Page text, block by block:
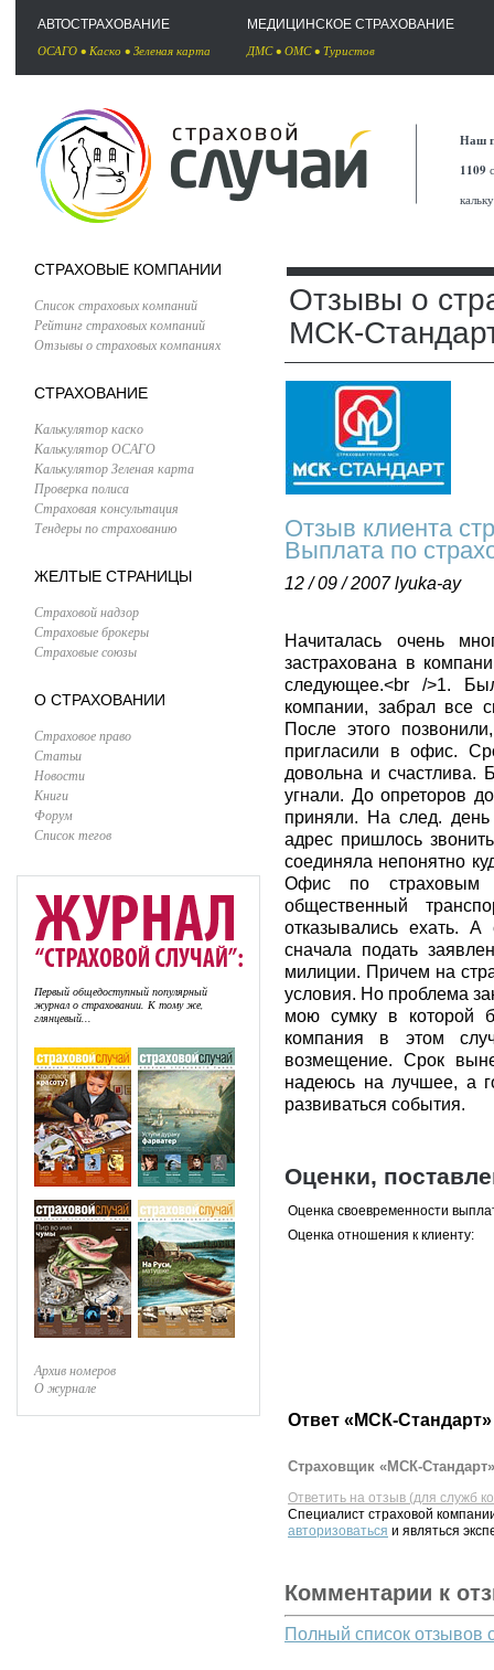
АВТОСТРАХОВАНИЕ
ОСАГО • Каско • Зеленая карта
МЕДИЦИНСКОЕ СТРАХОВАНИЕ
ДМС• ОМС• Туристов
Наш
1109
СТРАХОВЫЕ КОМПАНИИ
Список страховых компаний
Рейтинг страховых компаний
Отзывы о страховых компаниях
СТРАХОВАНИЕ
Калькулятор каско
Калькулятор ОСАГО
Калькулятор Зеленая карта
Проверка полиса
Страховая консультация
Тендеры по страхованию
ЖЕЛТЫЕ СТРАНИЦЫ
Страховой надзор
Страховые брокеры
Страховые союзы
О СТРАХОВАНИИ
Страховое право
Статьи
Новости
Книги
Форум
Список тегов
Первый общедоступный популярный
журнал о страховании. К тому же,
глянцевый...
Архив номеров
О журнале
Отзывы о
МСК-
Отзыв клиента
Выплата по
12 / 09 / 2007lyuka-ay
Начиталась очень
застрахована в
следующее.<br />1.
компании, забрал все
После этого
пригласили в офис.
довольна и
угнали. До опреторов
приняли. На след.
адрес пришлось
соединяла непонятно
Офис по страховым
общественный
отказывались ехать.
сначала подать
милиции. Причем на
условия. Но проблема
мою сумку в которой
компания в этом
возмещение. Срок
надеюсь на лучшее, а
развиваться события.
Оценки,
Оценка своевременности
Оценка отношения к клиенту:
Ответ «МСК-
Страховщик «МСК-
Ответить на отзыв (для служб
Специалист страховой
авторизоваться и являться
Комментарии к
Полный список отзывов